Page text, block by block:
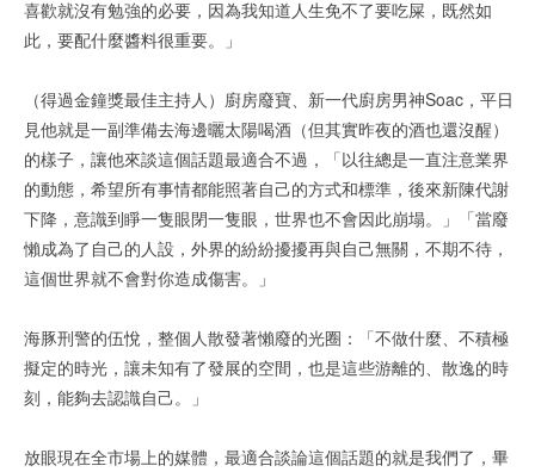
喜歡就沒有勉強的必要，因為我知道人生免不了要吃屎，既然如
此，要配什麼醬料很重要。」
（得過金鐘獎最佳主持人）廚房廢寶、新一代廚房男神Soac，平日
見他就是一副準備去海邊曬太陽喝酒（但其實昨夜的酒也還沒醒）
的樣子，讓他來談這個話題最適合不過，「以往總是一直注意業界
的動態，希望所有事情都能照著自己的方式和標準，後來新陳代謝
下降，意識到睜一隻眼閉一隻眼，世界也不會因此崩塌。」「當廢
懶成為了自己的人設，外界的紛紛擾擾再與自己無關，不期不待，
這個世界就不會對你造成傷害。」
海豚刑警的伍悅，整個人散發著懶廢的光圈：「不做什麼、不積極
擬定的時光，讓未知有了發展的空間，也是這些游離的、散逸的時
刻，能夠去認識自己。」
放眼現在全市場上的媒體，最適合談論這個話題的就是我們了，畢